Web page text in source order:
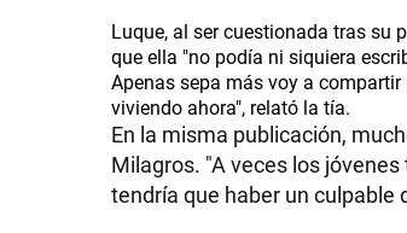
Luque, al ser cuestionada tras su
que ella "no podía ni siquiera
Apenas sepa más voy a
viviendo ahora", relató la tía.
En la misma publicación,
Milagros. "A veces los
tendría que haber un culpable